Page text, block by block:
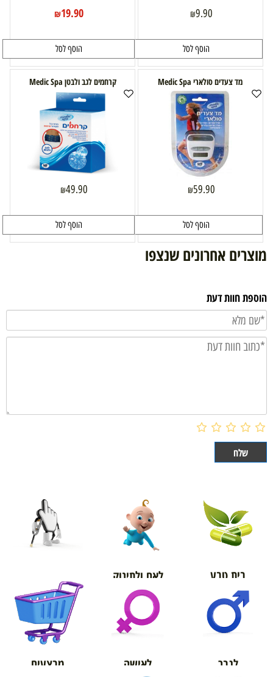
₪9.90
הוסף לסל
₪19.90
הוסף לסל
מד צעדים סולארי Medic Spa
₪59.90
הוסף לסל
קרחמים לגב ולבטן Medic Spa
₪49.90
הוסף לסל
מוצרים אחרונים שנצפו
הוספת חוות דעת
בית טבע לאם ולתינוק
אורטופדיה
לגבר לאישה מבצעים